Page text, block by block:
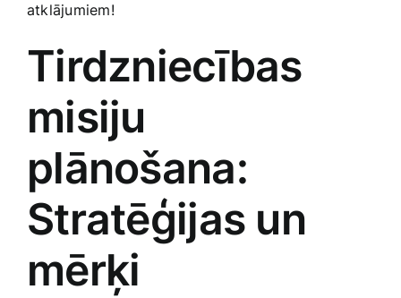
Preces birojam
Preces pieaugušajiem
Rotaļlietas, bērnu preces
Smaržas, kosmētika
Sports, tūrisms un atpūta
atklājumiem!
Tirdzniecības
misiju
plānošana:
Stratēģijas un
mērķi